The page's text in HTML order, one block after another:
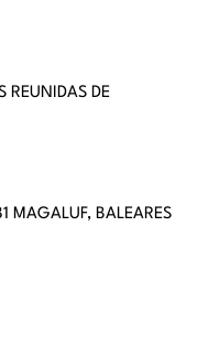
REUNIDAS DE
MAGALUF, BALEARES